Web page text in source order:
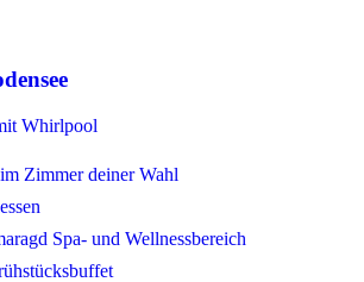
Whirlpool
Zimmer deiner Wahl
Spa- und Wellnessbereich